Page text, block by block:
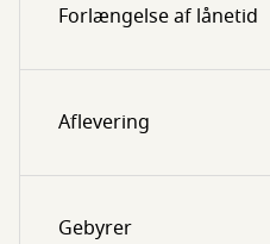
Forlængelse af lånetid
Aflevering
Gebyrer